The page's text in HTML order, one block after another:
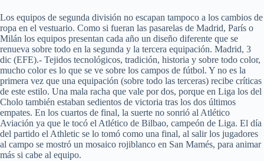
Los equipos de segunda división no escapan tampoco a los cambios de
ropa en el vestuario. Como si fueran las pasarelas de Madrid, París o
Milán los equipos presentan cada año un diseño diferente que se
renueva sobre todo en la segunda y la tercera equipación. Madrid, 3
dic (EFE).- Tejidos tecnológicos, tradición, historia y sobre todo color,
mucho color es lo que se ve sobre los campos de fútbol. Y no es la
primera vez que una equipación (sobre todo las terceras) recibe críticas
de este estilo. Una mala racha que vale por dos, porque en Liga los del
Cholo también estaban sedientos de victoria tras los dos últimos
empates. En los cuartos de final, la suerte no sonrió al Atlético
Aviación ya que le tocó el Atlético de Bilbao, campeón de Liga. El día
del partido el Athletic se lo tomó como una final, al salir los jugadores
al campo se mostró un mosaico rojiblanco en San Mamés, para animar
más si cabe al equipo.